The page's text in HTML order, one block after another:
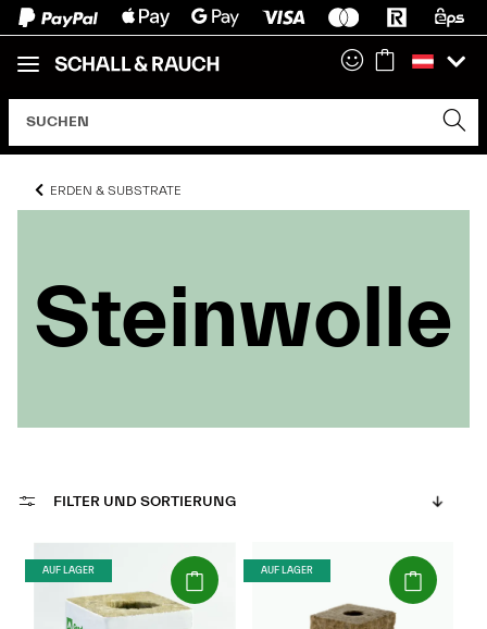
ERDEN & SUBSTRATE
Steinwolle
Steinwolle
Steinwolle
FILTER UND SORTIERUNG
AUF LAGER (Paket) AUF LAGER (Paket)